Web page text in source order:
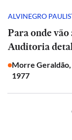
ALVINEGRO
Para onde
Auditoria
Morre Geraldão,
1977